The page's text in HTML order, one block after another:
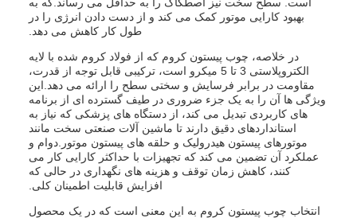
بهبود کارایی موتور کمک می کند و از دست دادن انرژی را در
طول کار کاهش می دهد.
در خلاصه، چوب پیستون کروم که از فولاد کروم شده با لایه
الکتروپلاستی 3 تا 5 میکرو است، ترکیبی قابل توجه از قدرت،
مقاومت در برابر فرسایش و سختی سطح را ارائه می دهد.این
ویژگی ها آن را به یک جزء ضروری در طیف گسترده ای از برنامه
های کاربردی تبدیل می کند، از دستگاه های پزشکی که نیاز به
استانداردهای دقیق دارند تا ماشین آلات صنعتی سخت مانند
موتورهای پیستون هیدرولیک و حلقه های پیستون موتور.دوام و
عملکرد آن تضمین می کند که تجهیزات با حداکثر کارایی کار می
کنند، کاهش زمان توقف و هزینه های نگهداری در حالی که
افزایش قابلیت اطمینان کلی.
انتخاب چوب پیستون کروم به این معنی است که در یک محصول